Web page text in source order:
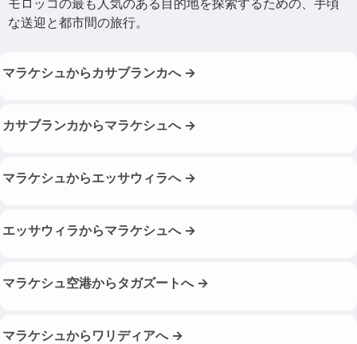
モロッコの最も人気のある目的地を探索するための、手頃
な送迎と都市間の旅行。
マラケシュからカサブランカへ →
カサブランカからマラケシュへ →
マラケシュからエッサウィラへ →
エッサウィラからマラケシュへ →
マラケシュ空港からタガズートへ →
マラケシュからワリディアへ →